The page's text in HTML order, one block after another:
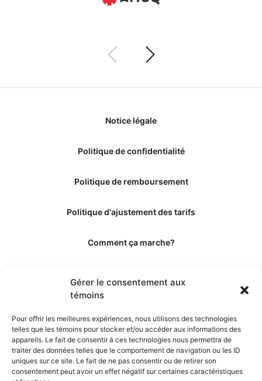
Gérer le consentement aux
témoins
Pour offrir les meilleures expériences, nous utilisons des technologies
telles que les témoins pour stocker et/ou accéder aux informations des
appareils. Le fait de consentir à ces technologies nous permettra de
traiter des données telles que le comportement de navigation ou les ID
uniques sur ce site. Le fait de ne pas consentir ou de retirer son
consentement peut avoir un effet négatif sur certaines caractéristiques
Notice légale
Politique de confidentialité
Politique de remboursement
Politique d'ajustement des tarifs
Comment ça marche?
Les éditeurs
Les experts et collaborateurs